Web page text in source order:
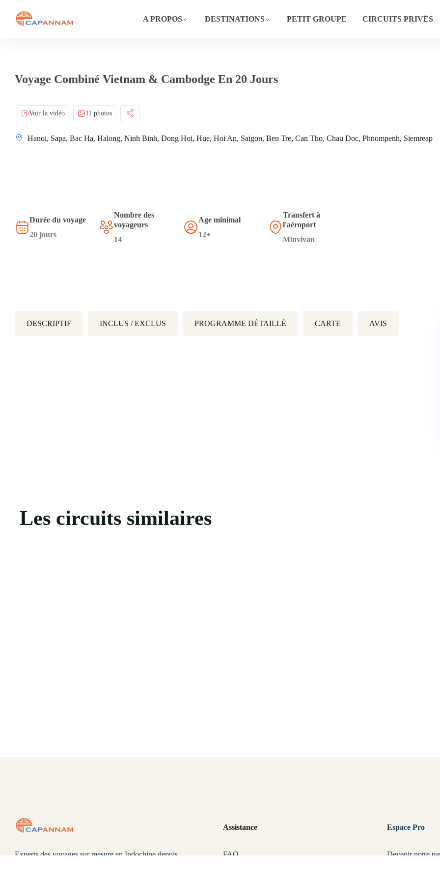
A PROPOS DESTINATIONS PETIT GROUPE CIRCUITS PRIVÉS
Voyage Combiné Vietnam & Cambodge En 20 Jours
Voir la vidéo 11 photos
Hanoi, Sapa, Bac Ha, Halong, Ninh Binh, Dong Hoi, Hue, Hoi An, Saigon, Ben Tre, Can Tho, Chau Doc, Phnompenh, Siemreap
Durée du voyage
20 jours
Nombre des
voyageurs
14
Age minimal
12+
Transfert à
l'aéroport
Minvivan
DESCRIPTIF INCLUS / EXCLUS PROGRAMME DÉTAILLÉ CARTE AVIS
Les circuits similaires
Experts des voyages sur mesure en Indochine depuis
Assistance
FAQ
Espace Pro
Devenir notre